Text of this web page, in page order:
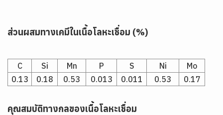
ส่วนผสมทางเคมีในเนื้อโลหะเชื่อม (%)
C Si Mn P S Ni
Mo
0.13
0.18 0.53 0.013 0.011 0.53 0.17
คุณสมบัติทางกลของเนื้อโลหะเชื่อม